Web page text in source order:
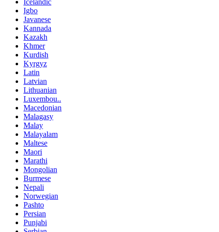
Igbo
Javanese
Kannada
Kazakh
Khmer
Kurdish
Kyrgyz
Latin
Latvian
Lithuanian
Luxembou..
Macedonian
Malagasy
Malay
Malayalam
Maltese
Maori
Marathi
Mongolian
Burmese
Nepali
Norwegian
Pashto
Persian
Punjabi